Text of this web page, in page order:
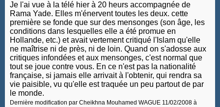
Je l'ai vue à la télé hier à 20 heurs accompagnée de
Rama Yade. Elles m'énervent toutes les deux. cette
première se fonde que sur des mensonges (son âge, les
conditions dans lesquelles elle a été promue en
Hollande, etc.) et avait vertement critiqué l'Islam qu'elle
ne maîtrise ni de près, ni de loin. Quand on s'adosse aux
critiques infondées et aux mensonges, c'est normal que
tout se joue contre vous. En ce n'est pas la nationalité
française, si jamais elle arrivait à l'obtenir, qui rendra sa
vie paisible, vu qu'elle est traquée un peu partout de par
le monde.
Dernière modification par Cheikhna Mouhamed WAGUE 11/02/2008 à